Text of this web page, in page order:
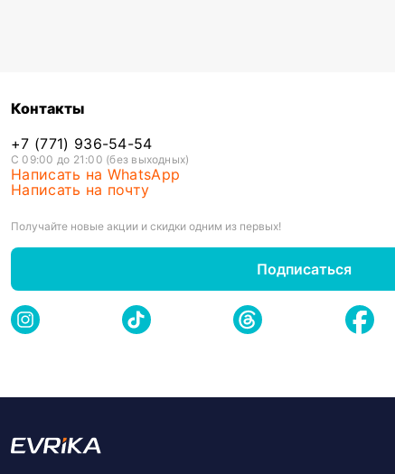
Контакты
+7 (771) 936-54-54
С 09:00 до 21:00 (без выходных)
Написать на WhatsApp
Написать на почту
Получайте новые акции и скидки одним из первых!
Подписаться